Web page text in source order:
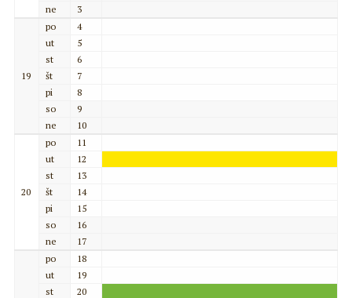
ne
3
19
po
4
ut
5
st
6
št
7
pi
8
so
9
ne
10
20
po
11
ut
12
st
13
št
14
pi
15
so
16
ne
17
po
18
ut
19
st
20